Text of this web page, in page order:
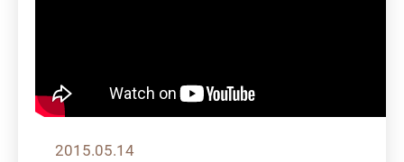
2015.05.14